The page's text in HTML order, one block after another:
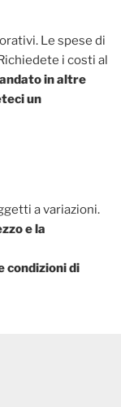
Le spese di
i costi al
in altre
un
a variazioni.
e la
condizioni di